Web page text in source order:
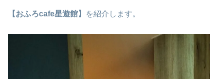
【おふろcafe星遊館】 を紹介します。